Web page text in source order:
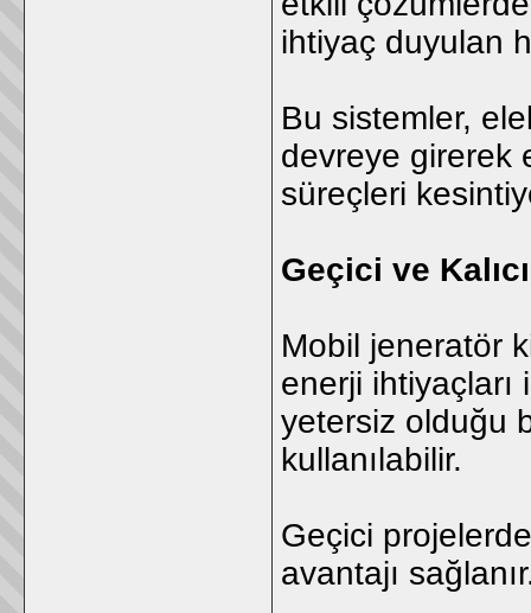
ihtiyaç duyulan
Bu sistemler,
devreye girerek
süreçleri
Geçici ve
Mobil jeneratör
enerji ihtiyaçları
yetersiz olduğu
kullanılabilir.
Geçici
avantajı